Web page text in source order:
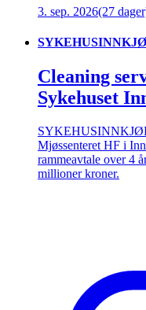
3. sep. 2026(27
Cleaning
Sykehuset
Mjøssenteret HF i
rammeavtale over 4
millioner kroner.